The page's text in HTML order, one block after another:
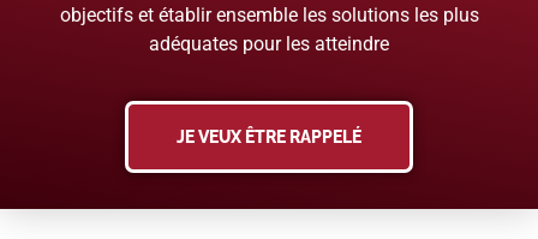
objectifs et établir ensemble les solutions les plus
adéquates pour les atteindre
JE VEUX ÊTRE RAPPELÉ